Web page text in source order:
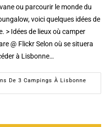
ou parcourir le monde du
voici quelques idées de
> Idées de lieux où camper
@ Flickr Selon où se situera
à Lisbonne…
De 3 Campings À Lisbonne